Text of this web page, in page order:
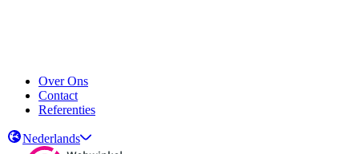
Over Ons
Contact
Referenties
Nederlands